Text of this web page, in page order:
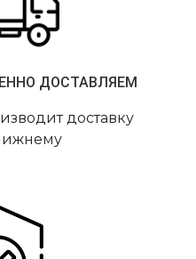
ДОСТАВЛЯЕМ
доставку